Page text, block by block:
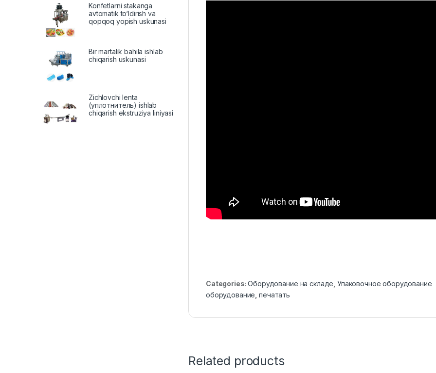
Categories:Оборудование на складе Упаковочное оборудование
оборудование ,печатать
Related products
Konfetlarni stakanga
avtomatik to‘ldirish va
qopqoq yopish uskunasi
Bir martalik bahila ishlab
chiqarish uskunasi
Zichlovchi lenta
(уплотнитель) ishlab
chiqarish ekstruziya liniyasi